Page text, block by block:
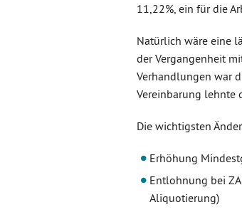
11,22%, ein für die
Natürlich wäre eine
der Vergangenheit
Verhandlungen war
Vereinbarung lehnte
Die wichtigsten
Erhöhung
Entlohnung bei
Aliquotierung)